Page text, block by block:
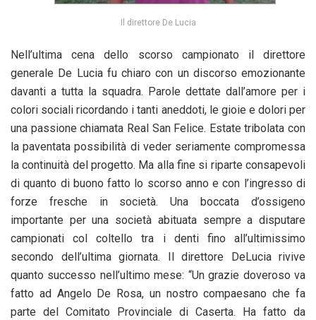
Il direttore De Lucia
Nell’ultima cena dello scorso campionato il direttore
generale De Lucia fu chiaro con un discorso emozionante
davanti a tutta la squadra. Parole dettate dall’amore per i
colori sociali ricordando i tanti aneddoti, le gioie e dolori per
una passione chiamata Real San Felice. Estate tribolata con
la paventata possibilità di veder seriamente compromessa
la continuità del progetto. Ma alla fine si riparte consapevoli
di quanto di buono fatto lo scorso anno e con l’ingresso di
forze fresche in società. Una boccata d’ossigeno
importante per una società abituata sempre a disputare
campionati col coltello tra i denti fino all’ultimissimo
secondo dell’ultima giornata. Il direttore DeLucia rivive
quanto successo nell’ultimo mese: “Un grazie doveroso va
fatto ad Angelo De Rosa, un nostro compaesano che fa
parte del Comitato Provinciale di Caserta. Ha fatto da